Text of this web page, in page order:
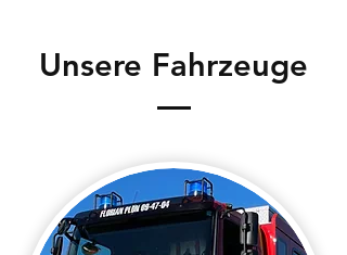
Unsere Fahrzeuge